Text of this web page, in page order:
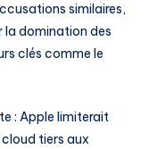
similaires,
la domination des
clés comme le
: Apple limiterait
tiers aux